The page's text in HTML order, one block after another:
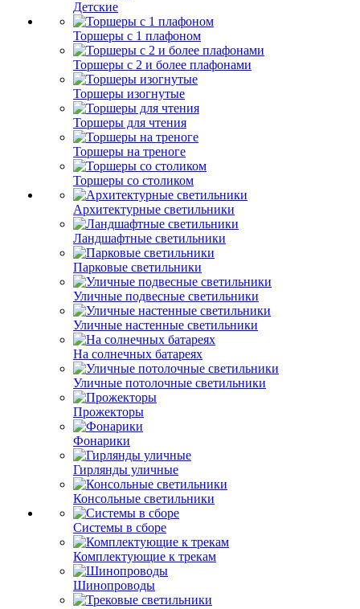
Детские
Торшеры с 1 плафоном
Торшеры с 2 и более плафонами
Торшеры изогнутые
Торшеры для чтения
Торшеры на треноге
Торшеры со столиком
Архитектурные светильники
Ландшафтные светильники
Парковые светильники
Уличные подвесные светильники
Уличные настенные светильники
На солнечных батареях
Уличные потолочные светильники
Прожекторы
Фонарики
Гирлянды уличные
Консольные светильники
Системы в сборе
Комплектующие к трекам
Шинопроводы